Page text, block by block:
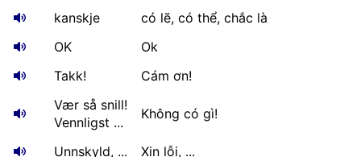
kanskje
có lẽ, có thể, chắc là
OK
Ok
Takk!
Cám ơn!
Vær så snill!
Vennligst ...
Không có gì!
Unnskyld, ...
Xin lỗi, ...